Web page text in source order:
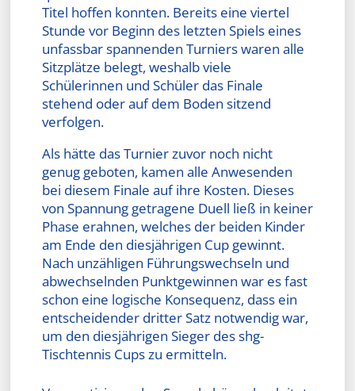
Titel hoffen konnten. Bereits eine viertel
Stunde vor Beginn des letzten Spiels eines
unfassbar spannenden Turniers waren alle
Sitzplätze belegt, weshalb viele
Schülerinnen und Schüler das Finale
stehend oder auf dem Boden sitzend
verfolgen.
Als hätte das Turnier zuvor noch nicht
genug geboten, kamen alle Anwesenden
bei diesem Finale auf ihre Kosten. Dieses
von Spannung getragene Duell ließ in keiner
Phase erahnen, welches der beiden Kinder
am Ende den diesjährigen Cup gewinnt.
Nach unzähligen Führungswechseln und
abwechselnden Punktgewinnen war es fast
schon eine logische Konsequenz, dass ein
entscheidender dritter Satz notwendig war,
um den diesjährigen Sieger des shg-
Tischtennis Cups zu ermitteln.